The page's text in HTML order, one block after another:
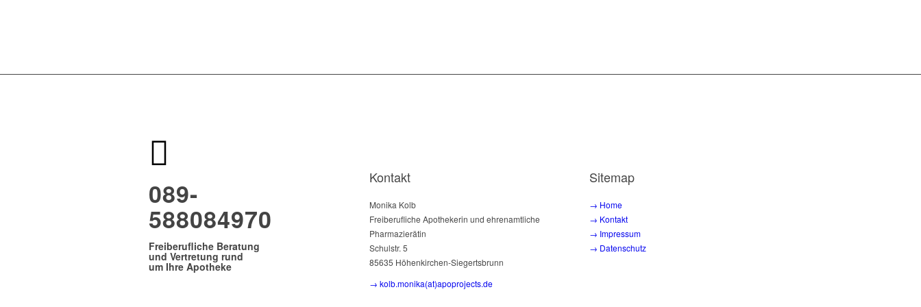
089-
588084970
Freiberufliche Beratung
und Vertretung rund
um Ihre Apotheke
Kontakt
Monika Kolb
Freiberufliche Apothekerin und ehrenamtliche
Pharmazierätin
Schulstr. 5
85635 Höhenkirchen-Siegertsbrunn
→ kolb.monika(at)apoprojects.de
Sitemap
→ Home
→ Kontakt
→ Impressum
→ Datenschutz